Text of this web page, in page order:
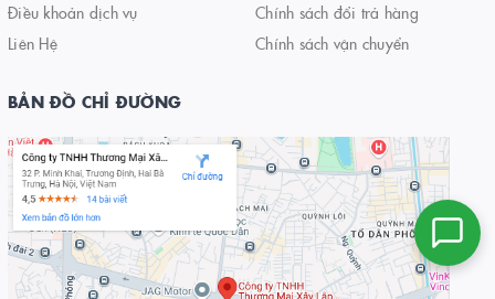
Điều khoản dịch vụ
Liên Hệ
Chính sách đổi trả hàng
Chính sách vận chuyển
BẢN ĐỒ CHỈ ĐƯỜNG